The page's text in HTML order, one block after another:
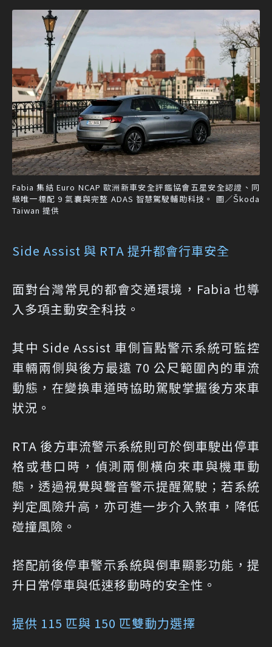
Fabia 集結 Euro NCAP 歐洲新車安全評鑑協會五星安全認證、同
級唯一標配 9 氣囊與完整 ADAS 智慧駕駛輔助科技。 圖／Škoda
Taiwan 提供
Side Assist 與 RTA 提升都會行車安全
面對台灣常見的都會交通環境，Fabia 也導
入多項主動安全科技。
其中 Side Assist 車側盲點警示系統可監控
車輛兩側與後方最遠 70 公尺範圍內的車流
動態，在變換車道時協助駕駛掌握後方來車
狀況。
RTA 後方車流警示系統則可於倒車駛出停車
格或巷口時，偵測兩側橫向來車與機車動
態，透過視覺與聲音警示提醒駕駛；若系統
判定風險升高，亦可進一步介入煞車，降低
碰撞風險。
搭配前後停車警示系統與倒車顯影功能，提
升日常停車與低速移動時的安全性。
提供 115 匹與 150 匹雙動力選擇